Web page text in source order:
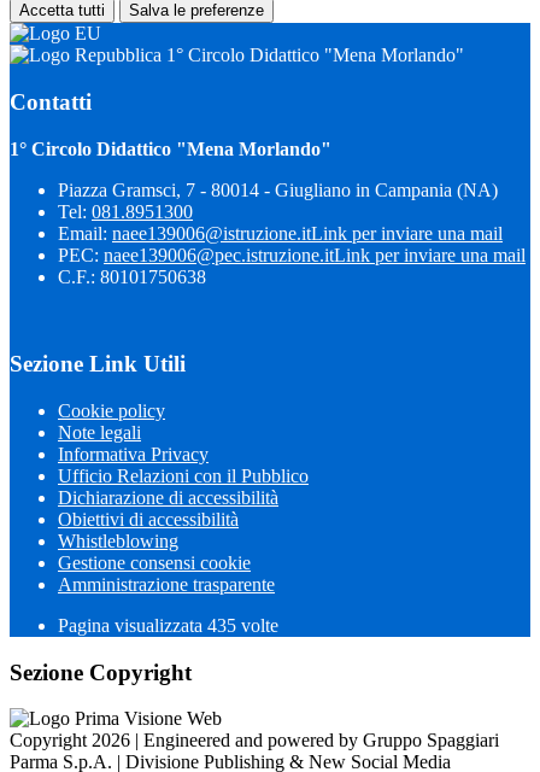
Accetta tutti Salva le preferenze
1° Circolo Didattico "Mena Morlando"
Contatti
1° Circolo Didattico "Mena Morlando"
Piazza Gramsci, 7 - 80014 - Giugliano in Campania (NA)
Tel: 081.8951300
Email: naee139006@istruzione.itLink per inviare una mail
PEC: naee139006@pec.istruzione.itLink per inviare una mail
C.F.: 80101750638
Sezione Link Utili
Cookie policy
Note legali
Informativa Privacy
Ufficio Relazioni con il Pubblico
Dichiarazione di accessibilità
Obiettivi di accessibilità
Whistleblowing
Gestione consensi cookie
Amministrazione trasparente
Pagina visualizzata 435 volte
Sezione Copyright
Copyright 2026 | Engineered and powered by Gruppo Spaggiari
Parma S.p.A. | Divisione Publishing & New Social Media